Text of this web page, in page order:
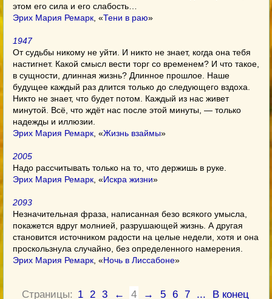
этом его сила и его слабость…
Эрих Мария Ремарк , «Тени в раю»
1947
От судьбы никому не уйти. И никто не знает, когда она тебя
настигнет. Какой смысл вести торг со временем? И что такое,
в сущности, длинная жизнь? Длинное прошлое. Наше
будущее каждый раз длится только до следующего вздоха.
Никто не знает, что будет потом. Каждый из нас живет
минутой. Всё, что ждёт нас после этой минуты, — только
надежды и иллюзии.
Эрих Мария Ремарк , «Жизнь взаймы»
2005
Надо рассчитывать только на то, что держишь в руке.
Эрих Мария Ремарк , «Искра жизни»
2093
Незначительная фраза, написанная безо всякого умысла,
покажется вдруг молнией, разрушающей жизнь. А другая
становится источником радости на целые недели, хотя и она
проскользнула случайно, без определенного намерения.
Эрих Мария Ремарк , «Ночь в Лиссабоне»
Страницы: 1 2 3 ← 4 → 5 6 7 ... В конец